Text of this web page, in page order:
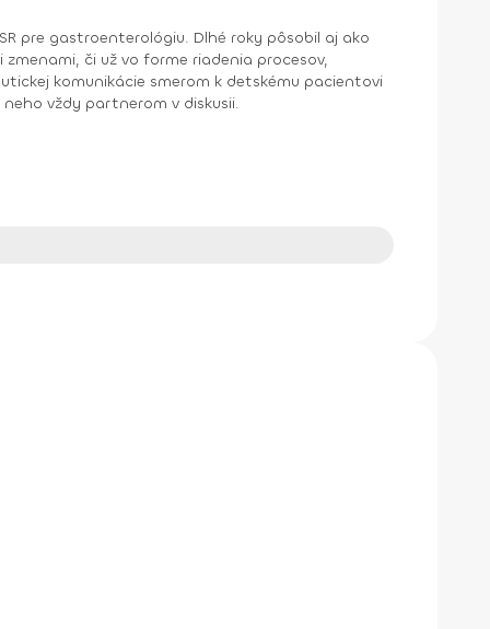
komunikácie smerom k detskému pacientovi
vždy partnerom v diskusii.